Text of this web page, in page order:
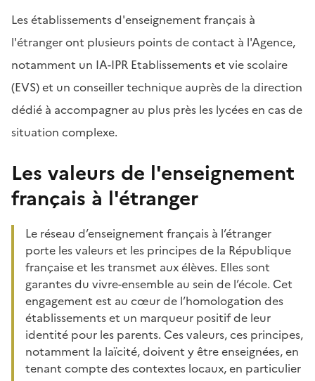
Les établissements d'enseignement français à
l'étranger ont plusieurs points de contact à l'Agence,
notamment un IA-IPR Etablissements et vie scolaire
(EVS) et un conseiller technique auprès de la direction
dédié à accompagner au plus près les lycées en cas de
situation complexe.
Les valeurs de l'enseignement
français à l'étranger
Le réseau d’enseignement français à l’étranger
porte les valeurs et les principes de la République
française et les transmet aux élèves. Elles sont
garantes du vivre-ensemble au sein de l’école. Cet
engagement est au cœur de l’homologation des
établissements et un marqueur positif de leur
identité pour les parents. Ces valeurs, ces principes,
notamment la laïcité, doivent y être enseignées, en
tenant compte des contextes locaux, en particulier